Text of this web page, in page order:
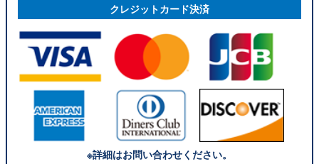
クレジットカード決済
※詳細はお問い合わせください。